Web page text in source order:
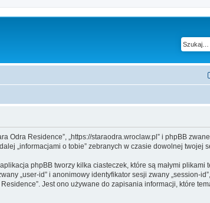
Odra Residence”, „https://staraodra.wroclaw.pl” i phpBB zwane
„informacjami o tobie” zebranych w czasie dowolnej twojej
phpBB tworzy kilka ciasteczek, które są małymi plikami
„user-id” i anonimowy identyfikator sesji zwany „session-
Jest ono używane do zapisania informacji, które